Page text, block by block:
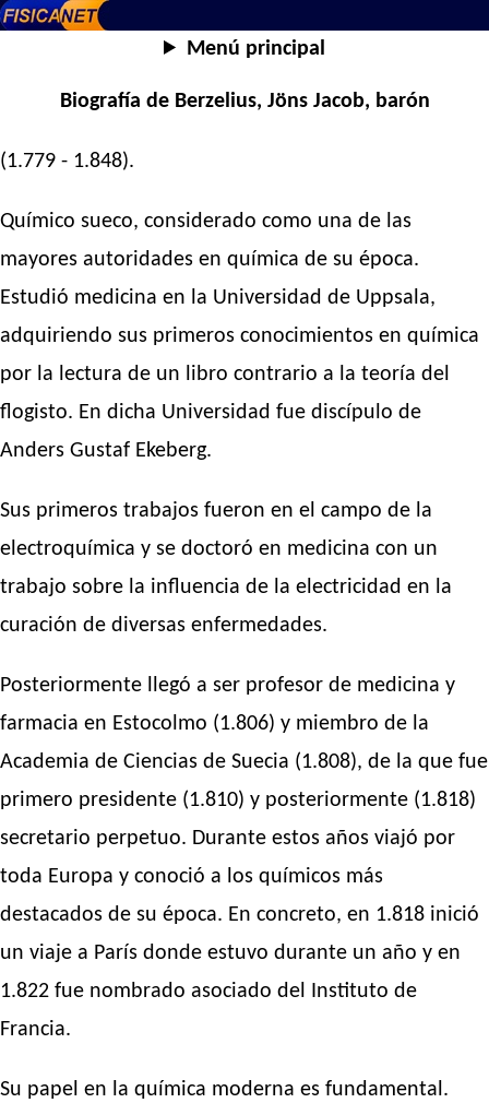
Menú principal
Biografía de Berzelius, Jöns Jacob, barón
(1.779 - 1.848).
Químico sueco, considerado como una de las
mayores autoridades en química de su época.
Estudió medicina en la Universidad de Uppsala,
adquiriendo sus primeros conocimientos en química
por la lectura de un libro contrario a la teoría del
flogisto. En dicha Universidad fue discípulo de
Anders Gustaf Ekeberg.
Sus primeros trabajos fueron en el campo de la
electroquímica y se doctoró en medicina con un
trabajo sobre la influencia de la electricidad en la
curación de diversas enfermedades.
Posteriormente llegó a ser profesor de medicina y
farmacia en Estocolmo (1.806) y miembro de la
Academia de Ciencias de Suecia (1.808), de la que fue
primero presidente (1.810) y posteriormente (1.818)
secretario perpetuo. Durante estos años viajó por
toda Europa y conoció a los químicos más
destacados de su época. En concreto, en 1.818 inició
un viaje a París donde estuvo durante un año y en
1.822 fue nombrado asociado del Instituto de
Francia.
Su papel en la química moderna es fundamental.